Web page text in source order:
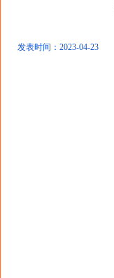
发表时间：2023-04-23